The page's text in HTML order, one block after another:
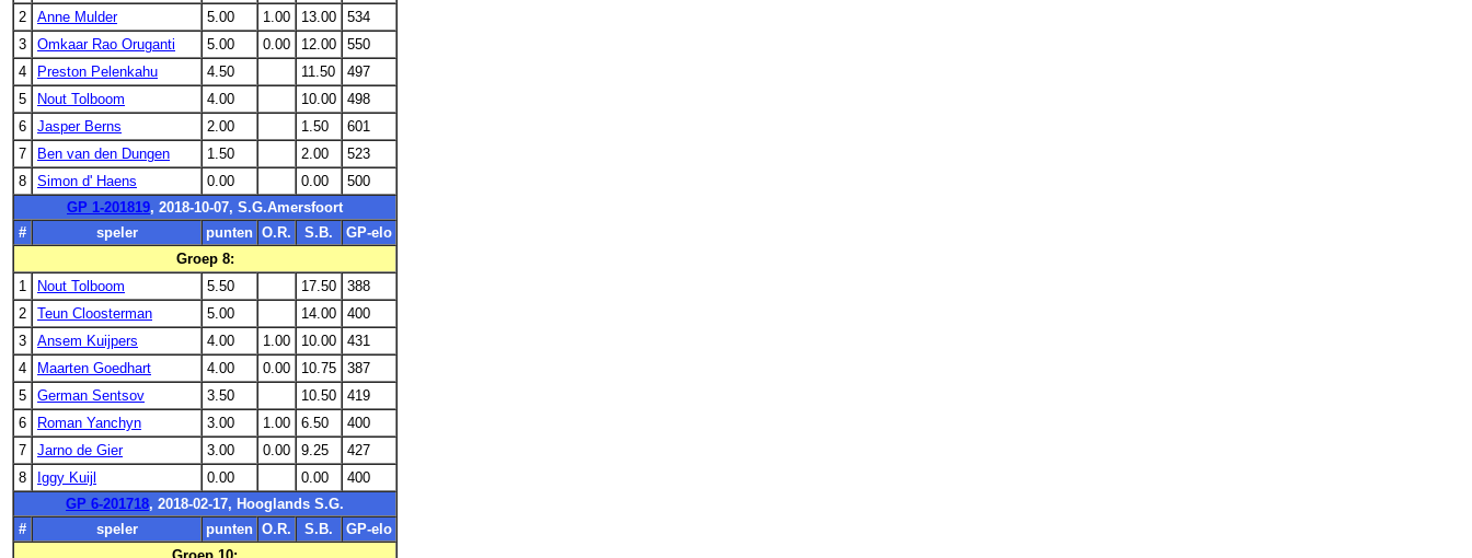
2
Anne Mulder 5.00 1.00 13.00
534
3
Omkaar Rao Oruganti 5.00 0.00 12.00
550
4
Preston Pelenkahu 4.50 11.50
497
5
Nout Tolboom 4.00 10.00
498
6
Jasper Berns 2.00 1.50
601
7
Ben van den Dungen 1.50 2.00
523
8
Simon d' Haens 0.00 0.00
500
GP 1-201819, 2018-10-07, S.G.Amersfoort
#
speler punten O.R. S.B.
GP-elo
Groep 8:
1
Nout Tolboom 5.50 17.50
388
2
Teun Cloosterman 5.00 14.00
400
3
Ansem Kuijpers 4.00 1.00 10.00
431
4
Maarten Goedhart 4.00 0.00 10.75
387
5
German Sentsov 3.50 10.50
419
6
Roman Yanchyn 3.00 1.00 6.50
400
7
Jarno de Gier 3.00 0.00 9.25
427
8
Iggy Kuijl 0.00 0.00
400
GP 6-201718, 2018-02-17, Hooglands S.G.
#
speler punten O.R. S.B.
GP-elo